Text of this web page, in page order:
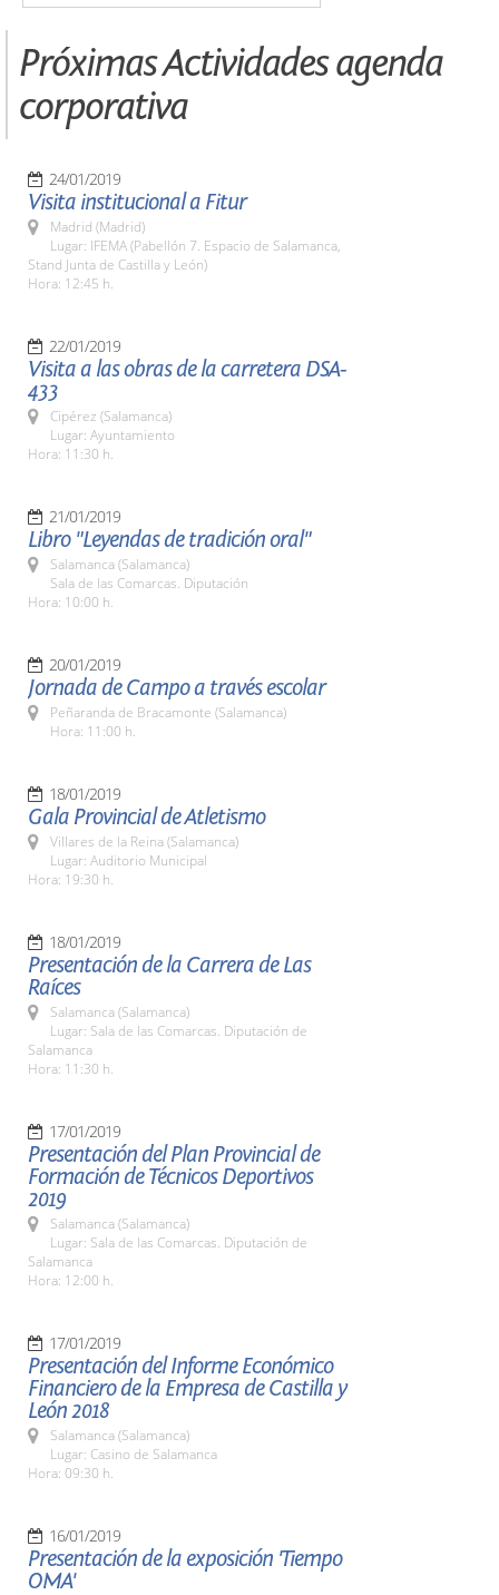
Próximas Actividades agenda
corporativa
24/01/2019
Visita institucional a Fitur
Madrid (Madrid)
Lugar: IFEMA (Pabellón 7. Espacio de Salamanca,
Stand Junta de Castilla y León)
Hora: 12:45 h.
22/01/2019
Visita a las obras de la carretera DSA-
433
Cipérez (Salamanca)
Lugar: Ayuntamiento
Hora: 11:30 h.
21/01/2019
Libro "Leyendas de tradición oral"
Salamanca (Salamanca)
Sala de las Comarcas. Diputación
Hora: 10:00 h.
20/01/2019
Jornada de Campo a través escolar
Peñaranda de Bracamonte (Salamanca)
Hora: 11:00 h.
18/01/2019
Gala Provincial de Atletismo
Villares de la Reina (Salamanca)
Lugar: Auditorio Municipal
Hora: 19:30 h.
18/01/2019
Presentación de la Carrera de Las
Raíces
Salamanca (Salamanca)
Lugar: Sala de las Comarcas. Diputación de
Salamanca
Hora: 11:30 h.
17/01/2019
Presentación del Plan Provincial de
Formación de Técnicos Deportivos
2019
Salamanca (Salamanca)
Lugar: Sala de las Comarcas. Diputación de
Salamanca
Hora: 12:00 h.
17/01/2019
Presentación del Informe Económico
Financiero de la Empresa de Castilla y
León 2018
Salamanca (Salamanca)
Lugar: Casino de Salamanca
Hora: 09:30 h.
16/01/2019
Presentación de la exposición 'Tiempo
OMA'